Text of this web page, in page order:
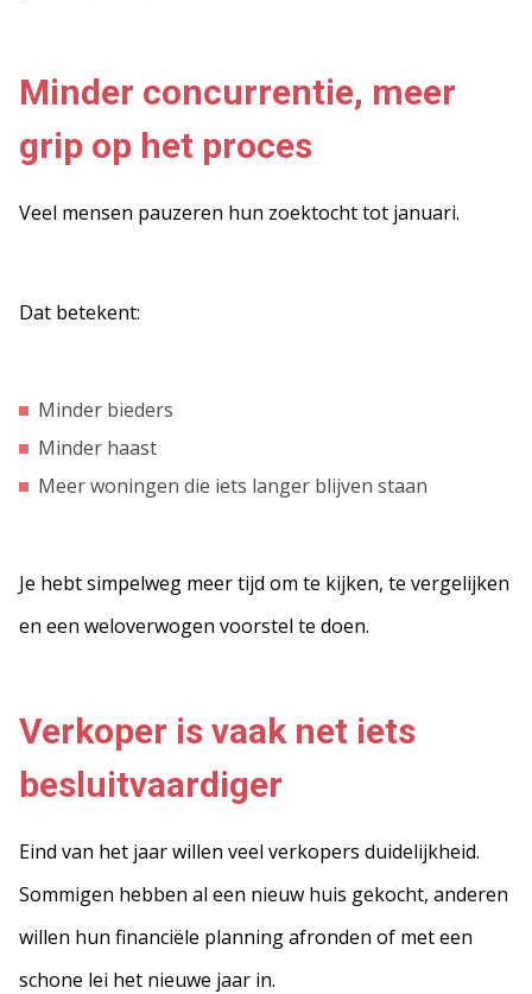
Minder concurrentie, meer
grip op het proces
Veel mensen pauzeren hun zoektocht tot januari.
Dat betekent:
Minder bieders
Minder haast
Meer woningen die iets langer blijven staan
Je hebt simpelweg meer tijd om te kijken, te vergelijken
en een weloverwogen voorstel te doen.
Verkoper is vaak net iets
besluitvaardiger
Eind van het jaar willen veel verkopers duidelijkheid.
Sommigen hebben al een nieuw huis gekocht, anderen
willen hun financiële planning afronden of met een
schone lei het nieuwe jaar in.